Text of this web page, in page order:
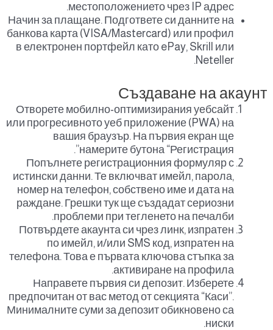
местоположението чрез IP адрес.
Начин за плащане. Подгответе си данните на
банкова карта (VISA/Mastercard) или профил
в електронен портфейл като ePay, Skrill или
Neteller.
Създаване на акаунт
Отворете мобилно-оптимизирания уебсайт
или прогресивното уеб приложение (PWA) на
вашия браузър. На първия екран ще
намерите бутона “Регистрация”.
Попълнете регистрационния формуляр с
истински данни. Те включват имейл, парола,
номер на телефон, собствено име и дата на
раждане. Грешки тук ще създадат сериозни
проблеми при тегленето на печалби.
Потвърдете акаунта си чрез линк, изпратен
по имейл, и/или SMS код, изпратен на
телефона. Това е първата ключова стъпка за
активиране на профила.
Направете първия си депозит. Изберете
предпочитан от вас метод от секцията “Каси”.
Минималните суми за депозит обикновено са
ниски.